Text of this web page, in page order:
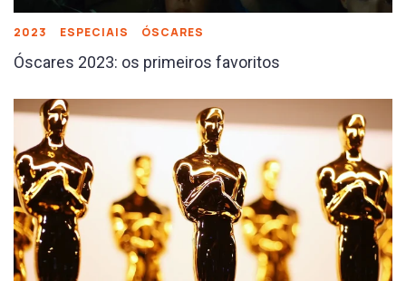
2023 ESPECIAIS ÓSCARES
Óscares 2023: os primeiros favoritos